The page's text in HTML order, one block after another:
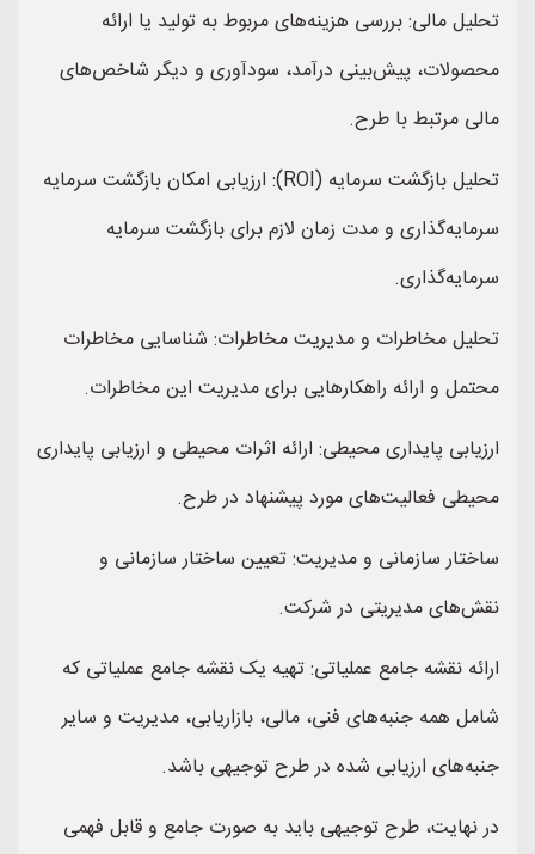
تحلیل مالی: بررسی هزینه‌های مربوط به تولید یا ارائه
محصولات، پیش‌بینی درآمد، سودآوری و دیگر شاخص‌های
مالی مرتبط با طرح.
تحلیل بازگشت سرمایه (ROI): ارزیابی امکان بازگشت سرمایه
سرمایه‌گذاری و مدت زمان لازم برای بازگشت سرمایه
سرمایه‌گذاری.
تحلیل مخاطرات و مدیریت مخاطرات: شناسایی مخاطرات
محتمل و ارائه راهکارهایی برای مدیریت این مخاطرات.
ارزیابی پایداری محیطی: ارائه اثرات محیطی و ارزیابی پایداری
محیطی فعالیت‌های مورد پیشنهاد در طرح.
ساختار سازمانی و مدیریت: تعیین ساختار سازمانی و
نقش‌های مدیریتی در شرکت.
ارائه نقشه جامع عملیاتی: تهیه یک نقشه جامع عملیاتی که
شامل همه جنبه‌های فنی، مالی، بازاریابی، مدیریت و سایر
جنبه‌های ارزیابی شده در طرح توجیهی باشد.
در نهایت، طرح توجیهی باید به صورت جامع و قابل فهمی